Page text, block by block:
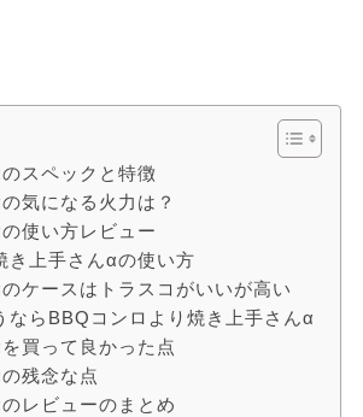
スペックと特徴
気になる火力は？
使い方レビュー
き上手さんαの使い方
ケースはトラスコがいいが高い
ならBBQコンロより焼き上手さんα
買って良かった点
残念な点
レビューのまとめ